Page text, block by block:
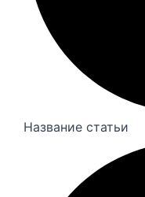
Название статьи